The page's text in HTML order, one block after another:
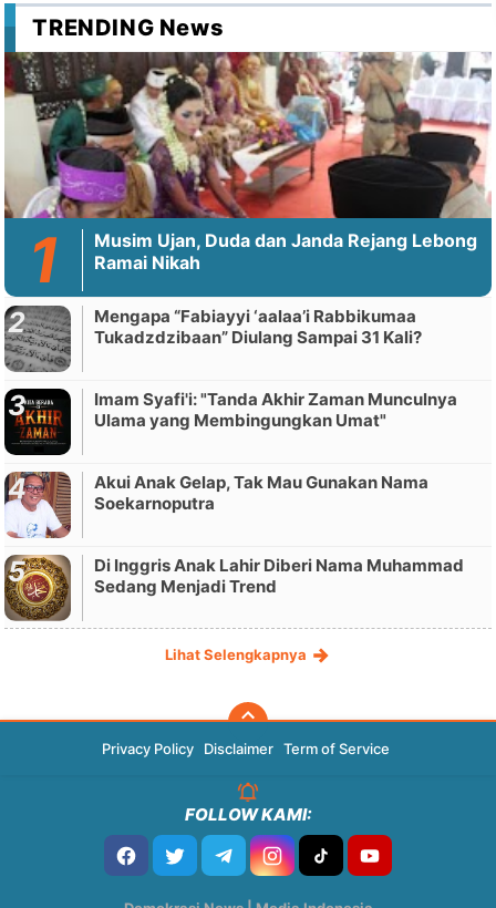
TRENDING News
Musim Ujan, Duda dan Janda Rejang Lebong
Ramai Nikah
Mengapa “Fabiayyi ‘aalaa’i Rabbikumaa
Tukadzdzibaan” Diulang Sampai 31 Kali?
Imam Syafi'i: "Tanda Akhir Zaman Munculnya
Ulama yang Membingungkan Umat"
Akui Anak Gelap, Tak Mau Gunakan Nama
Soekarnoputra
Di Inggris Anak Lahir Diberi Nama Muhammad
Sedang Menjadi Trend
Lihat Selengkapnya
Privacy Policy Disclaimer Term of Service
FOLLOW KAMI: